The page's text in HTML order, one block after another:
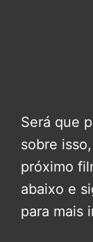
Será que
sobre
próximo
abaixo e
para mais